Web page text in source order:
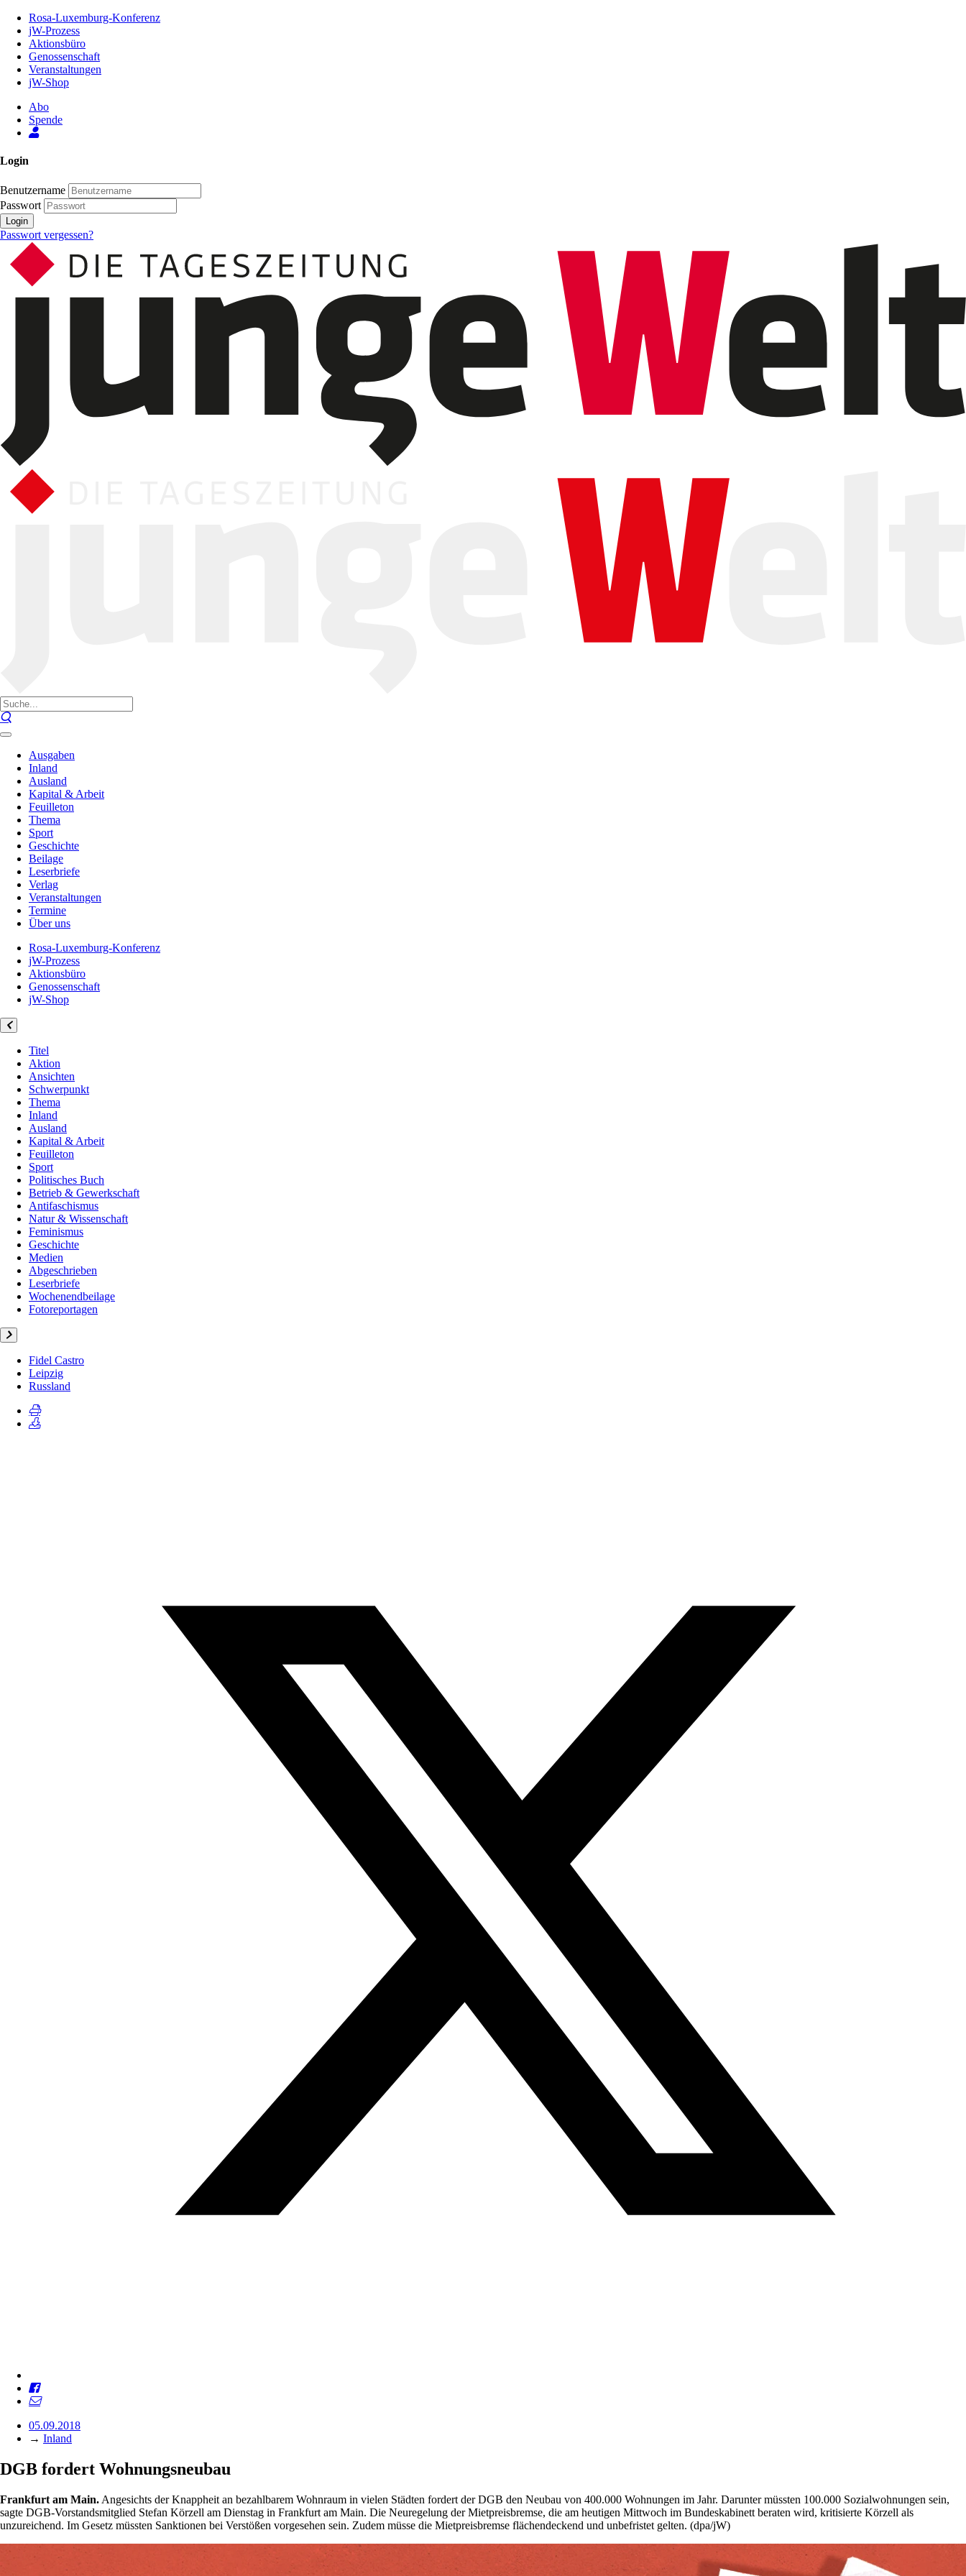
Inhalt
Seite
Rosa-Luxemburg-Konferenz
jW-Prozess
Aktionsbüro
Genossenschaft
Veranstaltungen
jW-Shop
Abo
Spende
Login
Benutzername
Passwort
Login
Passwort vergessen?
Ausgaben
Inland
Ausland
Kapital & Arbeit
Feuilleton
Thema
Sport
Geschichte
Beilage
Leserbriefe
Verlag
Veranstaltungen
Termine
Über uns
Rosa-Luxemburg-Konferenz
jW-Prozess
Aktionsbüro
Genossenschaft
jW-Shop
Titel
Aktion
Ansichten
Schwerpunkt
Thema
Inland
Ausland
Kapital & Arbeit
Feuilleton
Sport
Politisches Buch
Betrieb & Gewerkschaft
Antifaschismus
Natur & Wissenschaft
Feminismus
Geschichte
Medien
Abgeschrieben
Leserbriefe
Wochenendbeilage
Fotoreportagen
Fidel Castro
Leipzig
Russland
05.09.2018
→ Inland
DGB fordert Wohnungsneubau
Frankfurt am Main. Angesichts der Knappheit an bezahlbarem Wohnraum in vielen Städten fordert der DGB den Neubau von 400.000 Wohnungen im Jahr. Darunter müssten 100.000 Sozialwohnungen sein,
sagte DGB-Vorstandsmitglied Stefan Körzell am Dienstag in Frankfurt am Main. Die Neuregelung der Mietpreisbremse, die am heutigen Mittwoch im Bundeskabinett beraten wird, kritisierte Körzell als
unzureichend. Im Gesetz müssten Sanktionen bei Verstößen vorgesehen sein. Zudem müsse die Mietpreisbremse flächendeckend und unbefristet gelten. (dpa/jW)